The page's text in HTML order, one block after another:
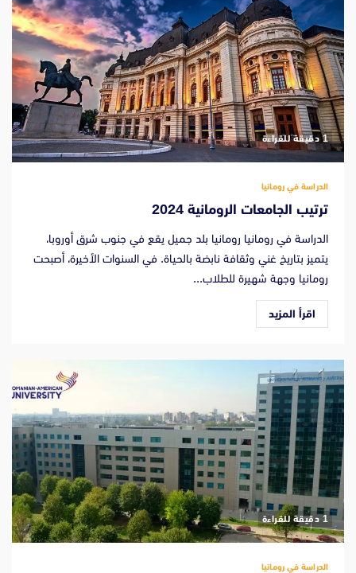
‫1 دقيقة للقراءة
الدراسة في رومانيا
ترتيب الجامعات الرومانية 2024
الدراسة في رومانيا رومانيا بلد جميل يقع في جنوب شرق أوروبا،
يتميز بتاريخ غني وثقافة نابضة بالحياة. في السنوات الأخيرة، أصبحت
رومانيا وجهة شهيرة للطلاب...
اقرأ المزيد
‫1 دقيقة للقراءة
الدراسة في رومانيا